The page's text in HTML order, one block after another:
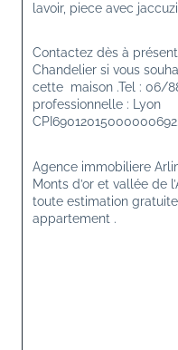
lavoir, piece avec
Contactez dès à
Chandelier si vous
cette  maison .Tel : 06/
professionnelle : Lyon
Agence immobiliere
Monts d’or et vallée de
toute estimation
appartement .